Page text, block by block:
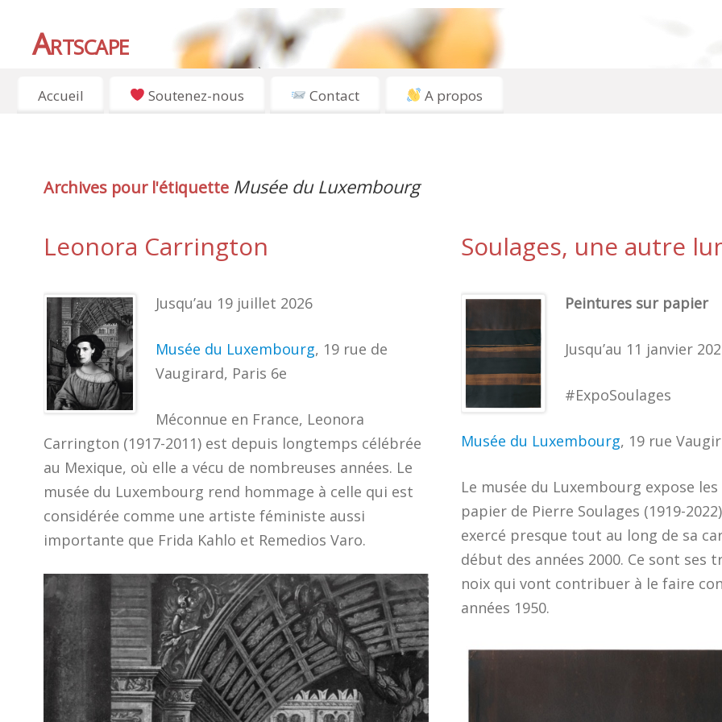
Artscape
EXPOSITIONS, ART ET CULTURE À PARIS
Accueil Soutenez-nous Contact A propos
Archives pour l'étiquette Musée du Luxembourg
Leonora Carrington
Jusqu’au 19 juillet 2026
Musée du Luxembourg, 19 rue de
Vaugirard, Paris 6e
Méconnue en France, Leonora
Carrington (1917-2011) est depuis longtemps célébrée
au Mexique, où elle a vécu de nombreuses années. Le
musée du Luxembourg rend hommage à celle qui est
considérée comme une artiste féministe aussi
importante que Frida Kahlo et Remedios Varo.
Soulages, une autre
Peintures sur papier
Jusqu’au 11 janvier
#ExpoSoulages
Musée du Luxembourg, 19 rue
Le musée du Luxembourg expose
papier de Pierre Soulages (1919-
exercé presque tout au long de sa
début des années 2000. Ce sont ses
noix qui vont contribuer à le faire
années 1950.